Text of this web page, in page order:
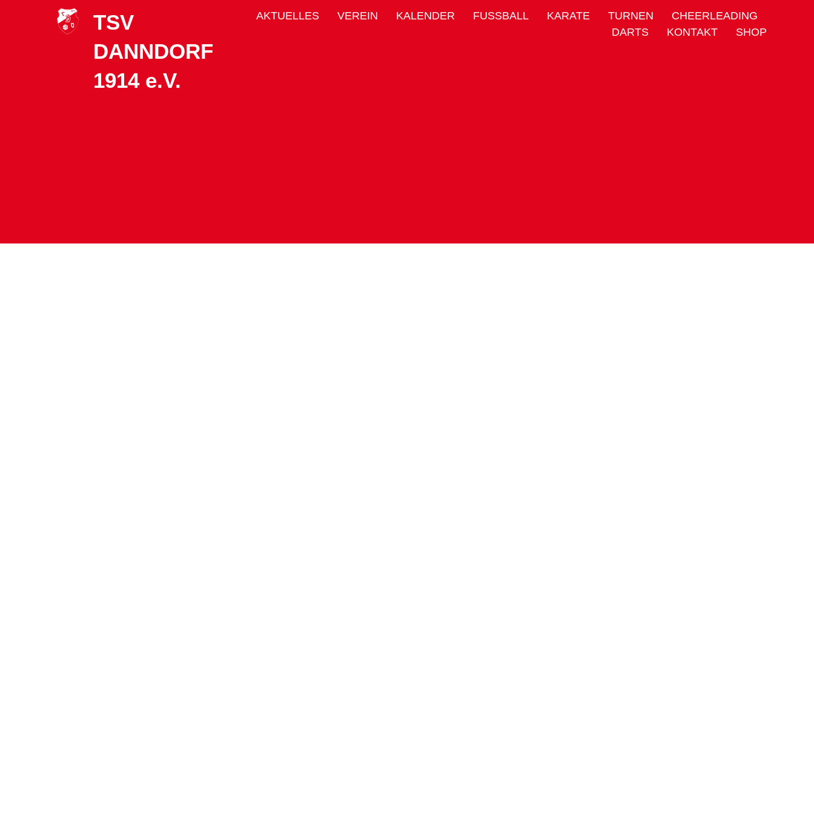
TSV
DANNDORF
1914 e.V.
AKTUELLES VEREIN KALENDER FUSSBALL KARATE TURNEN
CHEERLEADING
DARTS
KONTAKT SHOP